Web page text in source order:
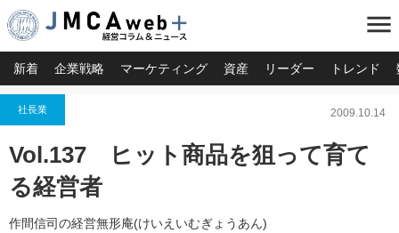
menu
新着 企業戦略 マーケティング 資産 リーダー トレンド
社長業 2009.10.14
Vol.137 ヒット商品を狙って育て
る経営者
作間信司の経営無形庵(けいえいむぎょうあん)